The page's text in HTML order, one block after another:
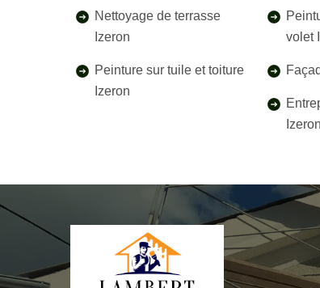
Nettoyage de terrasse
Izeron
Peinture sur tuile et toiture
Izeron
volet
Izeron